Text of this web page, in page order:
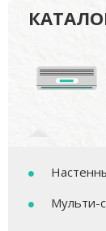
Мульти-